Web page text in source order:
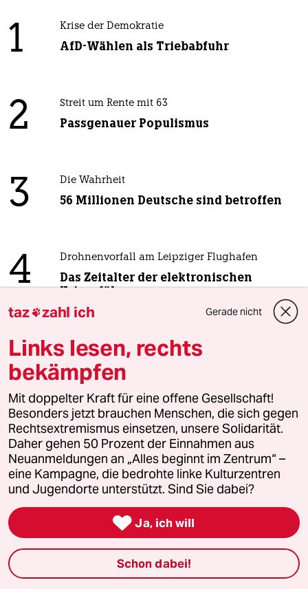
1 Krise der Demokratie
AfD-Wählen als Triebabfuhr
2 Streit um Rente mit 63
Passgenauer Populismus
3 Die Wahrheit
56 Millionen Deutsche sind betroffen
4 Drohnenvorfall am Leipziger Flughafen
Das Zeitalter der elektronischen
Kriegsführung
5 Über die geschlechtergerechte Stadt
„Die Stadt ist gemacht für den weißen
Mann in einem Auto“
6 Antifas in Sachsen-Anhalt
Der Ernstfall
taz
Folgen Sie uns
taz zahl ich Gerade nicht
Links lesen, rechts
bekämpfen
Mit doppelter Kraft für eine offene Gesellschaft!
Besonders jetzt brauchen Menschen, die sich gegen
Rechtsextremismus einsetzen, unsere Solidarität.
Daher gehen 50 Prozent der Einnahmen aus
Neuanmeldungen an „Alles beginnt im Zentrum“ –
eine Kampagne, die bedrohte linke Kulturzentren
und Jugendorte unterstützt. Sind Sie dabei?
 Ja, ich will
Schon dabei!